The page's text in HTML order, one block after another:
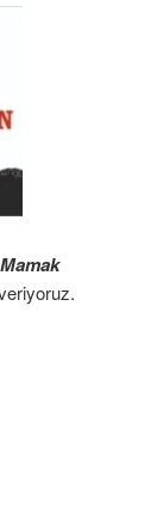
Mamak